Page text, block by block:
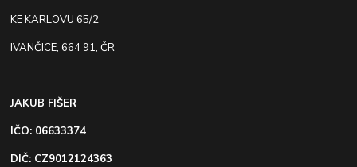
KE KARLOVU 65/2
IVANČICE, 664 91, ČR
JAKUB FIŠER
IČO: 06633374
DIČ: CZ9012124363